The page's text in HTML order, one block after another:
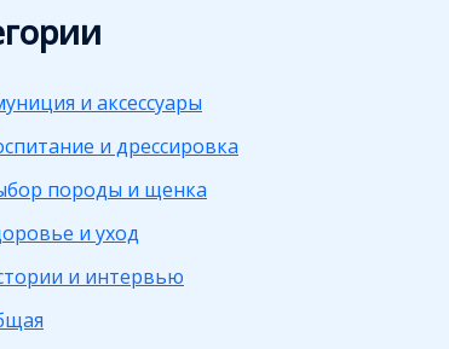
и аксессуары
и дрессировка
породы и щенка
и уход
и интервью